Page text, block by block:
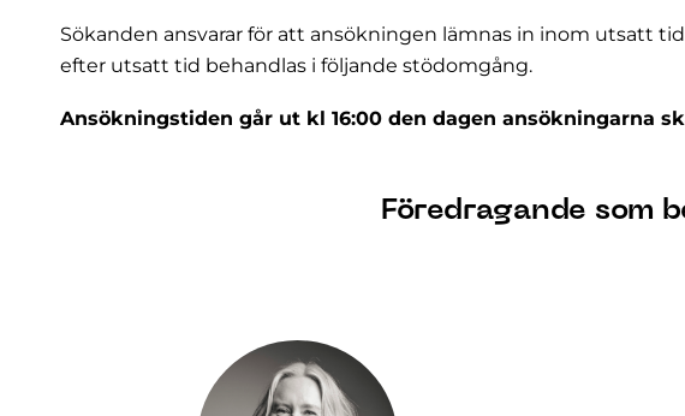
Sökanden ansvarar för att ansökningen lämnas in inom utsatt
efter utsatt tid behandlas i följande stödomgång.
Ansökningstiden går ut kl 16:00 den dagen ansökningarna
Föredragande som